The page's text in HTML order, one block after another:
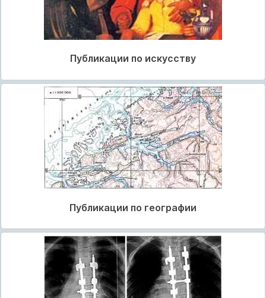
Публикации по искусству
Публикации по географии